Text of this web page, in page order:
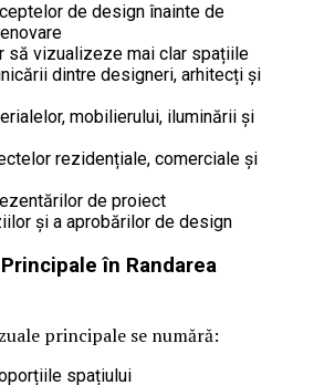
de design înainte de
să vizualizeze mai clar spațiile
dintre designeri, arhitecți și
mobilierului, iluminării și
rezidențiale, comerciale și
de proiect
și a aprobărilor de design
în Randarea
principale se numără:
spațiului